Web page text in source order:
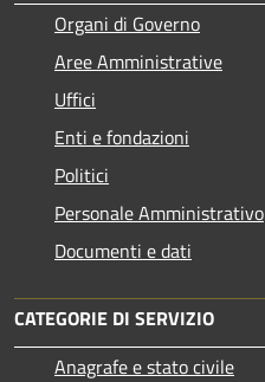
Organi di Governo
Aree Amministrative
Uffici
Enti e fondazioni
Politici
Personale Amministrativo
Documenti e dati
CATEGORIE DI SERVIZIO
Anagrafe e stato civile